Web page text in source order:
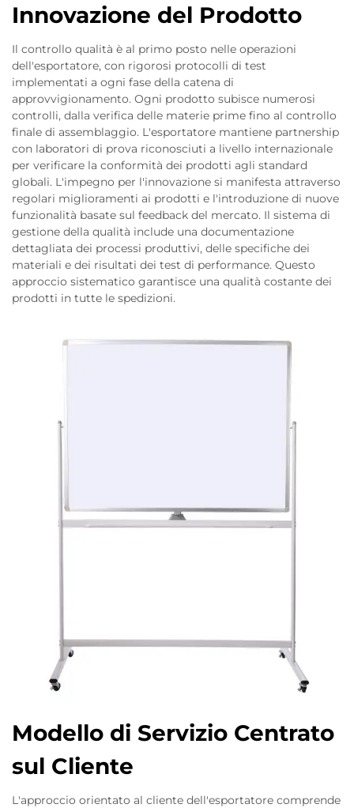
Innovazione del Prodotto
Il controllo qualità è al primo posto nelle operazioni
dell'esportatore, con rigorosi protocolli di test
implementati a ogni fase della catena di
approvvigionamento. Ogni prodotto subisce numerosi
controlli, dalla verifica delle materie prime fino al controllo
finale di assemblaggio. L'esportatore mantiene partnership
con laboratori di prova riconosciuti a livello internazionale
per verificare la conformità dei prodotti agli standard
globali. L'impegno per l'innovazione si manifesta attraverso
regolari miglioramenti ai prodotti e l'introduzione di nuove
funzionalità basate sul feedback del mercato. Il sistema di
gestione della qualità include una documentazione
dettagliata dei processi produttivi, delle specifiche dei
materiali e dei risultati dei test di performance. Questo
approccio sistematico garantisce una qualità costante dei
prodotti in tutte le spedizioni.
Modello di Servizio Centrato
sul Cliente
L'approccio orientato al cliente dell'esportatore comprende